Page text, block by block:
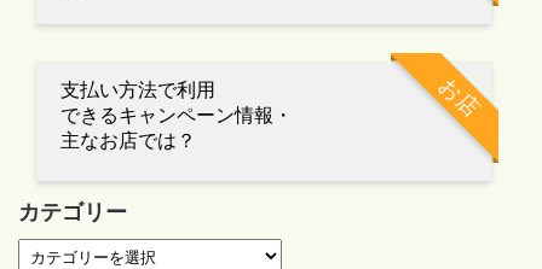
お店
支払い方法で利用
できるキャンペーン情報・
主なお店では？
カテゴリー